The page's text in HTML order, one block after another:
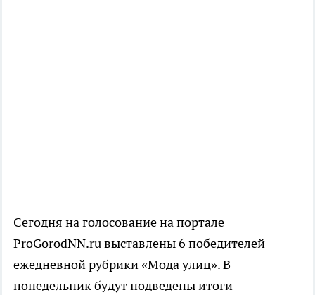
Сегодня на голосование на портале
ProGorodNN.ru выставлены 6 победителей
ежедневной рубрики «Мода улиц». В
понедельник будут подведены итоги